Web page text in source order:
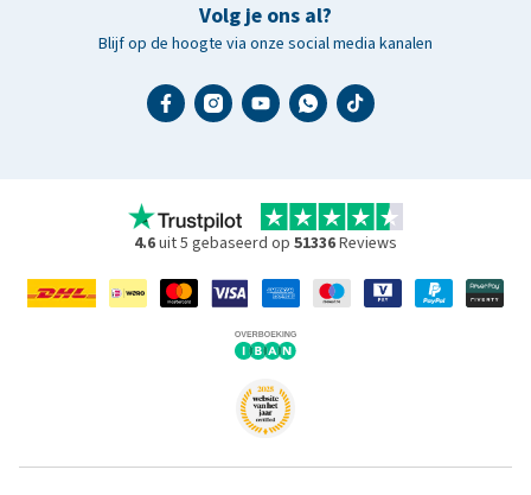
Volg je ons al?
Blijf op de hoogte via onze social media kanalen
4.6uit 5 gebaseerd op 51336Reviews